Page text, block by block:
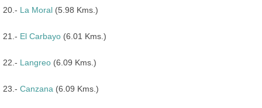
20.- La Moral (5.98 Kms.)
21.- El Carbayo (6.01 Kms.)
22.- Langreo (6.09 Kms.)
23.- Canzana (6.09 Kms.)